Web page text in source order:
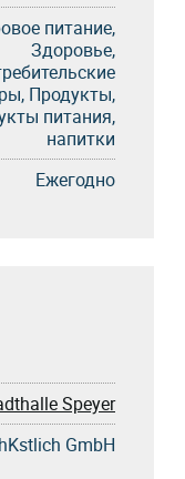
питание,
Здоровье,
Продукты,
питания,
напитки
Eжегоднo
Speyer
GmbH